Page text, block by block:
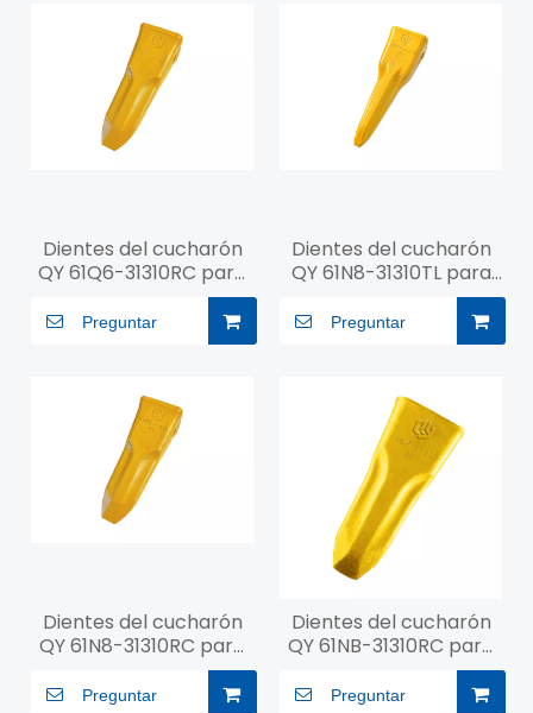
Dientes del cucharón
QY 61Q6-31310RC para
Preguntar
Dientes del cucharón
QY 61N8-31310TL para
Preguntar
Dientes del cucharón
QY 61N8-31310RC para
Preguntar
Dientes del cucharón
QY 61NB-31310RC para
Preguntar